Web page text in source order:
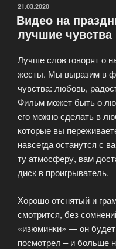
ОПУБЛИКОВАНО
21.03.2020
Видео на
лучшие чувства
Лучше слов говорят о
жесты. Мы выразим в
чувства: любовь,
Фильм может быть о
его можно сделать в
которые вы
навсегда останутся с
ту атмосферу, вам
диск в проигрыватель.
Хорошо отснятый и
смотрится, без
«изюминки» — он
посмотрел – и больше